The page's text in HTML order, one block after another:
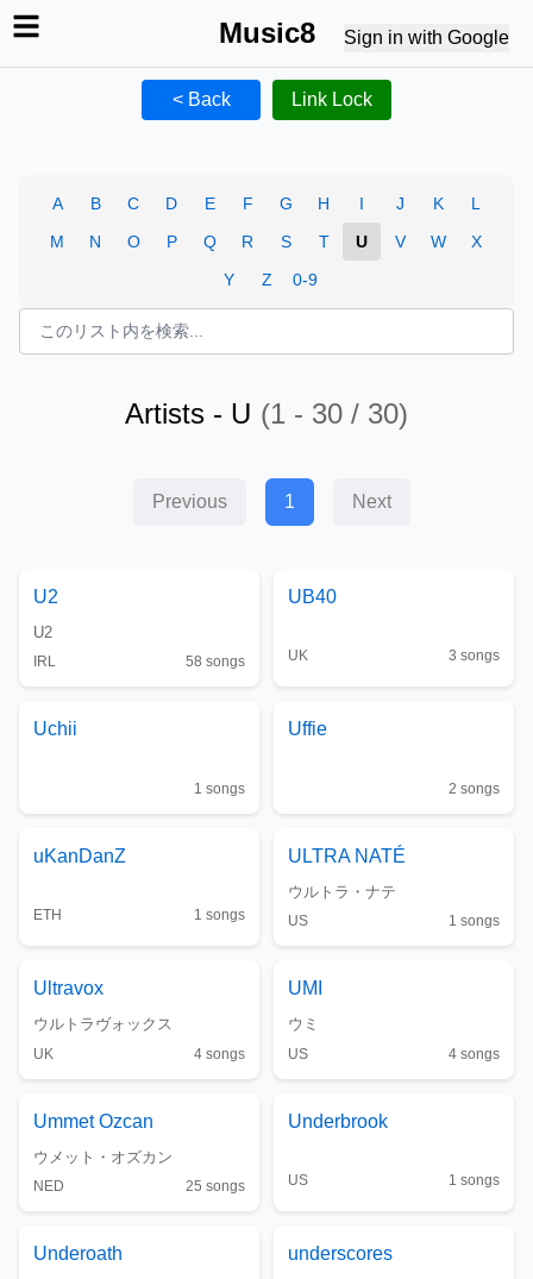
Music8 Sign in with Google
< Back Link Lock
A B C D E F G H I J K
L
M
N O P Q R S T U V W
X
Y
Z 0-9
Artists - U (1 - 30 / 30)
Previous 1 Next
U2
U2
IRL 58 songs
UB40
UK 3 songs
Uchii
1 songs
Uffie
2 songs
uKanDanZ
ETH 1 songs
ULTRA NATÉ
ウルトラ・ナテ
US 1 songs
Ultravox
ウルトラヴォックス
UK 4 songs
UMI
ウミ
US 4 songs
Ummet Ozcan
ウメット・オズカン
NED 25 songs
Underbrook
US 1 songs
Underoath underscores